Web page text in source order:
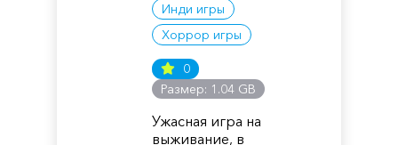
Инди игры
Хоррор игры
0
Размер: 1.04 GB
Ужасная игра на
выживание, в